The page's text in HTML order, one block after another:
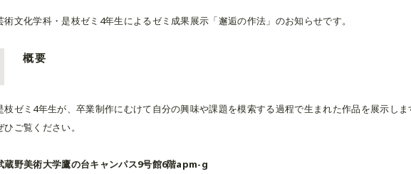
術文化学科・是枝ゼミ4年生によるゼミ成果展示「邂逅の作法」のお知らせです。
概要
枝ゼミ4年生が、卒業制作にむけて自分の興味や課題を模索する過程で生まれた作品を展示しま
ひご覧ください。
蔵野美術大学鷹の台キャンパス9号館6階apm-g